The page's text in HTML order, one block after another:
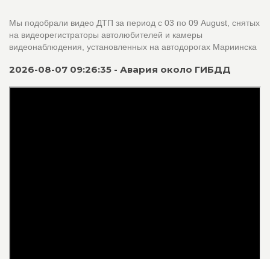
Мы подобрали видео ДТП за период с 03 по 09 August, снятых
на видеорегистраторы автолюбителей и камеры
видеонаблюдения, установленных на автодорогах Мариинска
2026-08-07 09:26:35 - Авария около ГИБДД